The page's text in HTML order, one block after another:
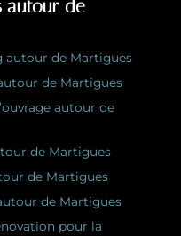
autour de
autour de Martigues
de Martigues
autour de
de Martigues
de Martigues
de Martigues
pour la